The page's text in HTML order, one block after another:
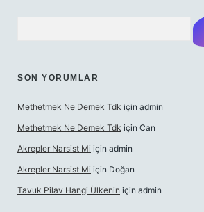
SON YORUMLAR
Methetmek Ne Demek Tdk için admin
Methetmek Ne Demek Tdk için Can
Akrepler Narsist Mi için admin
Akrepler Narsist Mi için Doğan
Tavuk Pilav Hangi Ülkenin için admin